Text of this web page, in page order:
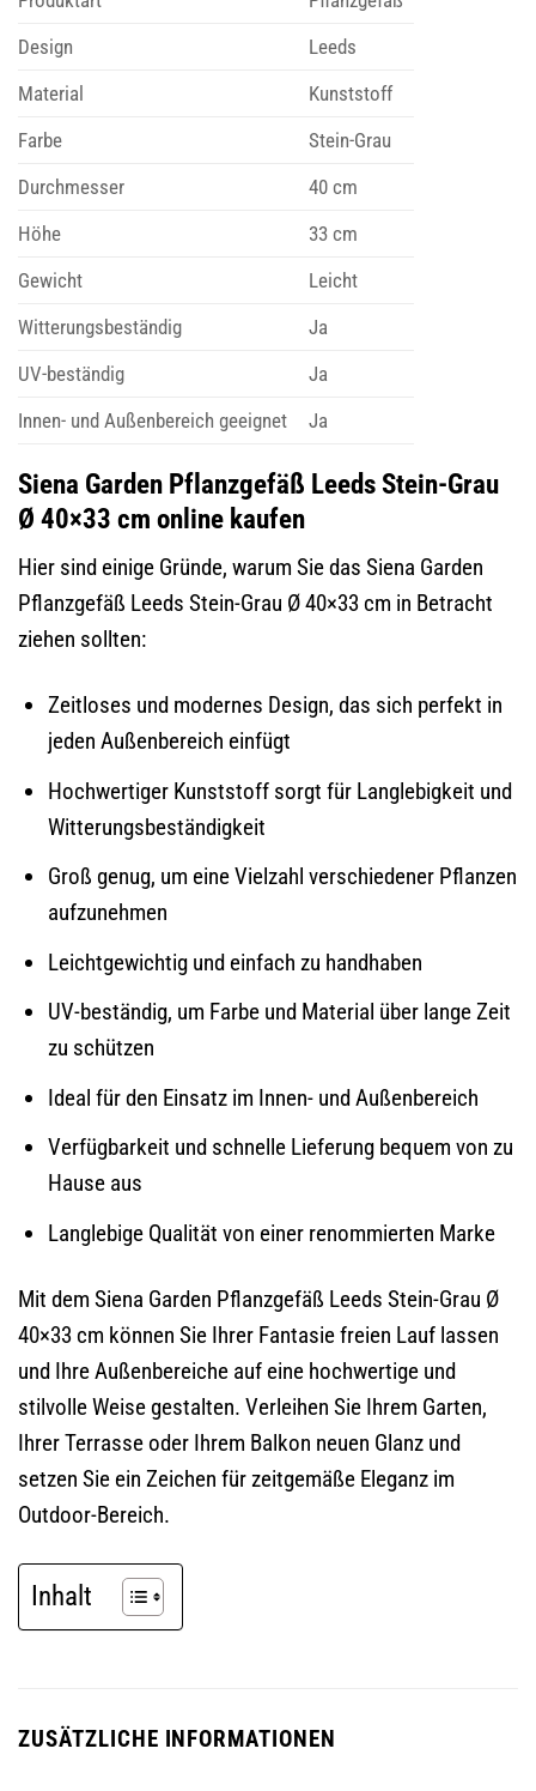
Design
Leeds
Material
Kunststoff
Farbe
Stein-Grau
Durchmesser
40 cm
Höhe
33 cm
Gewicht
Leicht
Witterungsbeständig
Ja
UV-beständig
Ja
Innen- und Außenbereich geeignet
Ja
Siena Garden Pflanzgefäß Leeds Stein-Grau
Ø 40×33 cm online kaufen
Hier sind einige Gründe, warum Sie das Siena Garden
Pflanzgefäß Leeds Stein-Grau Ø 40×33 cm in Betracht
ziehen sollten:
Zeitloses und modernes Design, das sich perfekt in
jeden Außenbereich einfügt
Hochwertiger Kunststoff sorgt für Langlebigkeit und
Witterungsbeständigkeit
Groß genug, um eine Vielzahl verschiedener Pflanzen
aufzunehmen
Leichtgewichtig und einfach zu handhaben
UV-beständig, um Farbe und Material über lange Zeit
zu schützen
Ideal für den Einsatz im Innen- und Außenbereich
Verfügbarkeit und schnelle Lieferung bequem von zu
Hause aus
Langlebige Qualität von einer renommierten Marke
Mit dem Siena Garden Pflanzgefäß Leeds Stein-Grau Ø
40×33 cm können Sie Ihrer Fantasie freien Lauf lassen
und Ihre Außenbereiche auf eine hochwertige und
stilvolle Weise gestalten. Verleihen Sie Ihrem Garten,
Ihrer Terrasse oder Ihrem Balkon neuen Glanz und
setzen Sie ein Zeichen für zeitgemäße Eleganz im
Outdoor-Bereich.
Inhalt
ZUSÄTZLICHE INFORMATIONEN